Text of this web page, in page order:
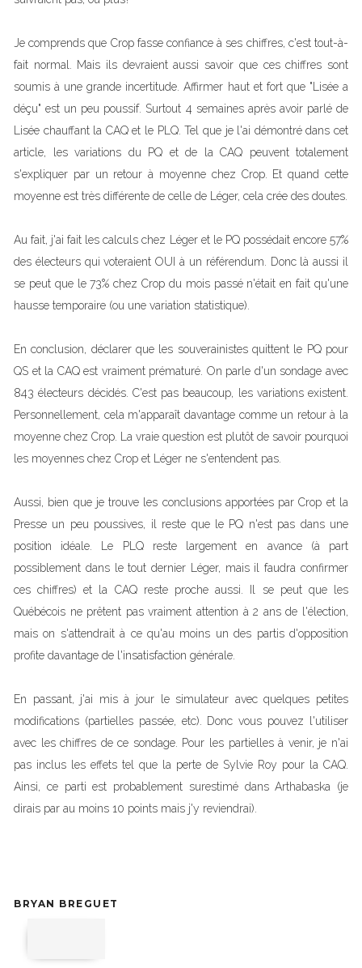
Je comprends que Crop fasse confiance à ses chiffres, c'est tout-à-
fait normal. Mais ils devraient aussi savoir que ces chiffres sont
soumis à une grande incertitude. Affirmer haut et fort que "Lisée a
déçu" est un peu poussif. Surtout 4 semaines après avoir parlé de
Lisée chauffant la CAQ et le PLQ. Tel que je l'ai démontré dans cet
article, les variations du PQ et de la CAQ peuvent totalement
s'expliquer par un retour à moyenne chez Crop. Et quand cette
moyenne est très différente de celle de Léger, cela crée des doutes.
Au fait, j'ai fait les calculs chez Léger et le PQ possédait encore 57%
des électeurs qui voteraient OUI à un référendum. Donc là aussi il
se peut que le 73% chez Crop du mois passé n'était en fait qu'une
hausse temporaire (ou une variation statistique).
En conclusion, déclarer que les souverainistes quittent le PQ pour
QS et la CAQ est vraiment prématuré. On parle d'un sondage avec
843 électeurs décidés. C'est pas beaucoup, les variations existent.
Personnellement, cela m'apparaît davantage comme un retour à la
moyenne chez Crop. La vraie question est plutôt de savoir pourquoi
les moyennes chez Crop et Léger ne s'entendent pas.
Aussi, bien que je trouve les conclusions apportées par Crop et la
Presse un peu poussives, il reste que le PQ n'est pas dans une
position idéale. Le PLQ reste largement en avance (à part
possiblement dans le tout dernier Léger, mais il faudra confirmer
ces chiffres) et la CAQ reste proche aussi. Il se peut que les
Québécois ne prêtent pas vraiment attention à 2 ans de l'élection,
mais on s'attendrait à ce qu'au moins un des partis d'opposition
profite davantage de l'insatisfaction générale.
En passant, j'ai mis à jour le simulateur avec quelques petites
modifications (partielles passée, etc). Donc vous pouvez l'utiliser
avec les chiffres de ce sondage. Pour les partielles à venir, je n'ai
pas inclus les effets tel que la perte de Sylvie Roy pour la CAQ.
Ainsi, ce parti est probablement surestimé dans Arthabaska (je
dirais par au moins 10 points mais j'y reviendrai).
BRYAN BREGUET